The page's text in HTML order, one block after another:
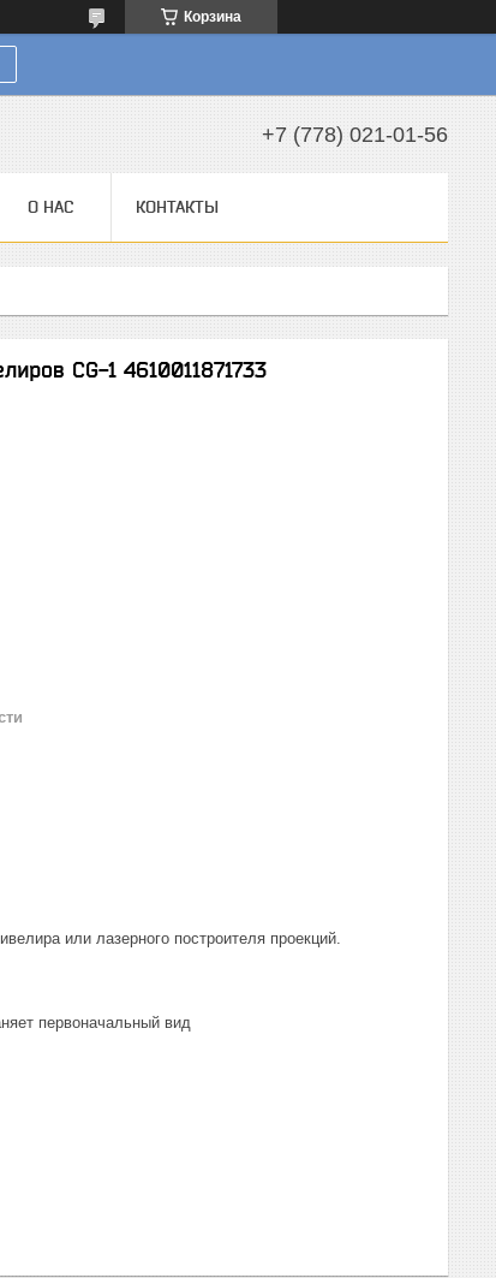
Корзина
+7 (778) 021-01-56
О НАС КОНТАКТЫ
CG-1 4610011871733
или лазерного построителя проекций.
первоначальный вид